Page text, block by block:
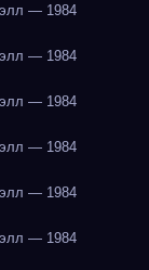
— 1984
— 1984
— 1984
— 1984
— 1984
— 1984